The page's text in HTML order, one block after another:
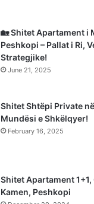
🏡 Shitet Apartament i
Peshkopi – Pallat i Ri,
Strategjike!
June 21, 2025
Shitet Shtëpi Private
Mundësi e Shkëlqyer!
February 16, 2025
Shitet Apartament
Kamen, Peshkopi